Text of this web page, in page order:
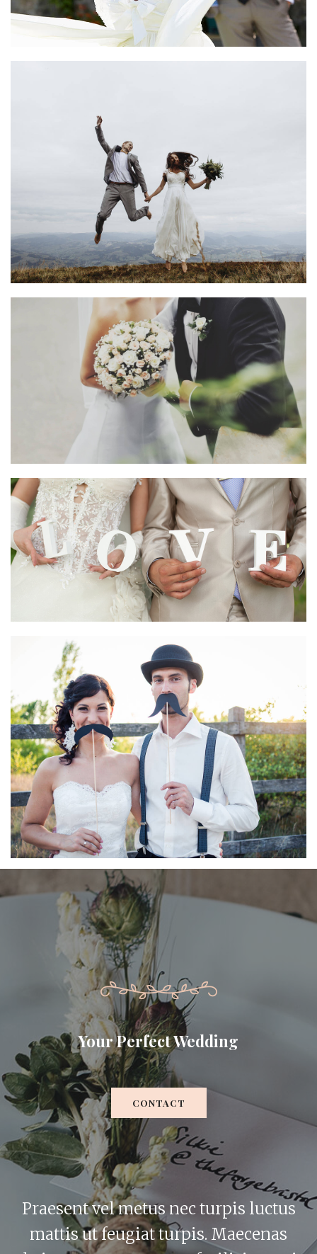
Your Perfect Wedding
CONTACT
Praesent vel metus nec turpis luctus
mattis ut feugiat turpis. Maecenas